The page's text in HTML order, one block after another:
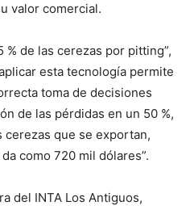
valor comercial.
de las cerezas por pitting”,
esta tecnología permite
toma de decisiones
de las pérdidas en un 50 %,
cerezas que se exportan,
como 720 mil dólares”.
del INTA Los Antiguos,